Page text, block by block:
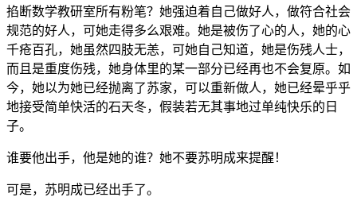
掐断数学教研室所有粉笔？她强迫着自己做好人，做符合社会
规范的好人，可她走得多么艰难。她是被伤了心的人，她的心
千疮百孔，她虽然四肢无恙，可她自己知道，她是伤残人士，
而且是重度伤残，她身体里的某一部分已经再也不会复原。如
今，她以为她已经抛离了苏家，可以重新做人，她已经晕乎乎
地接受简单快活的石天冬，假装若无其事地过单纯快乐的日
子。
谁要他出手，他是她的谁？她不要苏明成来提醒！
可是，苏明成已经出手了。